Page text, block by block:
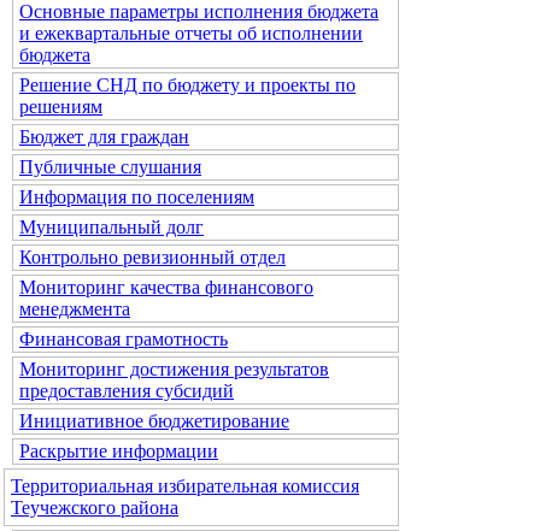
Основные параметры исполнения бюджета
и ежеквартальные отчеты об исполнении
бюджета
Решение СНД по бюджету и проекты по
решениям
Бюджет для граждан
Публичные слушания
Информация по поселениям
Муниципальный долг
Контрольно ревизионный отдел
Мониторинг качества финансового
менеджмента
Финансовая грамотность
Мониторинг достижения результатов
предоставления субсидий
Инициативное бюджетирование
Раскрытие информации
Территориальная избирательная комиссия
Теучежского района